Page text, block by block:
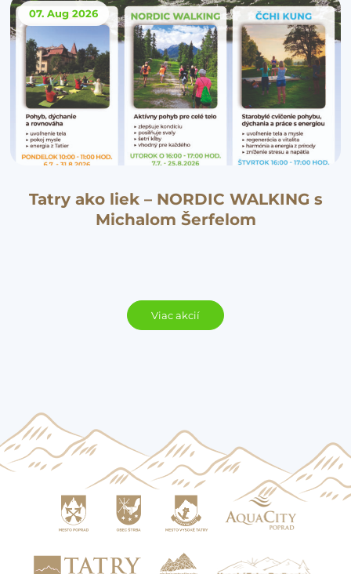
07. Aug 2026
Tatry ako liek – NORDIC WALKING s
Michalom Šerfelom
Viac akcií